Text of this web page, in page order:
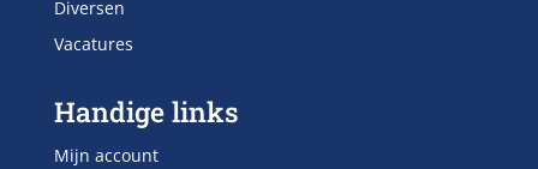
Diversen
Vacatures
Handige links
Mijn account